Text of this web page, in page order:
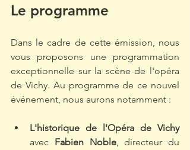
Le programme
Dans le cadre de cette émission, nous
vous proposons une programmation
exceptionnelle sur la scène de l'opéra
de Vichy. Au programme de ce nouvel
événement, nous aurons notamment :
L'historique de l'Opéra de Vichy
avec Fabien Noble, directeur du